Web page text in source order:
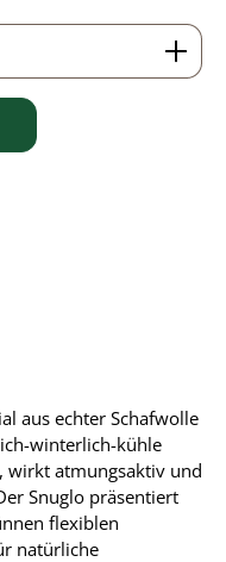
Wert ein
aus echter Schafwolle
winterlich-kühle
wirkt atmungsaktiv und
Snuglo präsentiert
flexiblen
natürliche